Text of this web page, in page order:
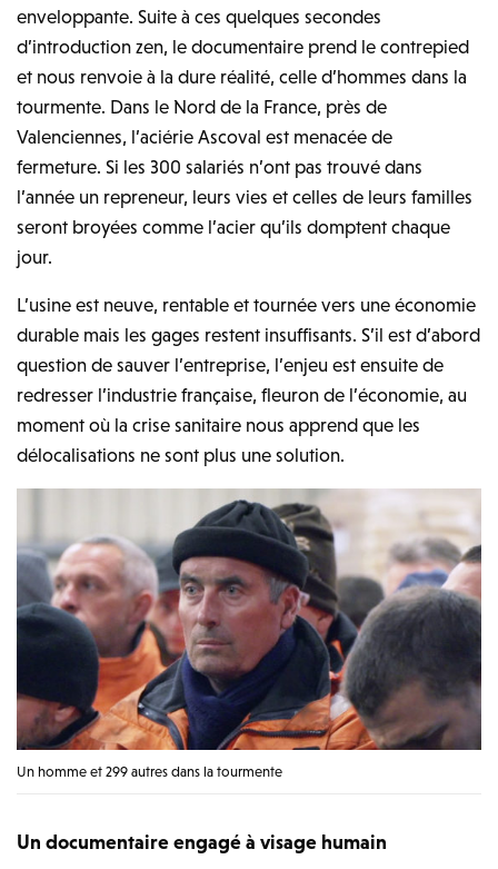
enveloppante. Suite à ces quelques secondes
d’introduction zen, le documentaire prend le contrepied
et nous renvoie à la dure réalité, celle d’hommes dans la
tourmente. Dans le Nord de la France, près de
Valenciennes, l’aciérie Ascoval est menacée de
fermeture. Si les 300 salariés n’ont pas trouvé dans
l’année un repreneur, leurs vies et celles de leurs familles
seront broyées comme l’acier qu’ils domptent chaque
jour.
L’usine est neuve, rentable et tournée vers une économie
durable mais les gages restent insuffisants. S’il est d’abord
question de sauver l’entreprise, l’enjeu est ensuite de
redresser l’industrie française, fleuron de l’économie, au
moment où la crise sanitaire nous apprend que les
délocalisations ne sont plus une solution.
Un homme et 299 autres dans la tourmente
Un documentaire engagé à visage humain